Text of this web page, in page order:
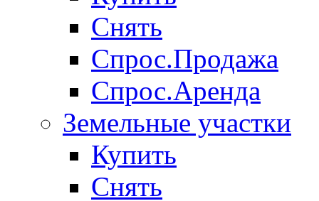
Снять
Спрос.Продажа
Спрос.Аренда
Земельные участки
Купить
Снять